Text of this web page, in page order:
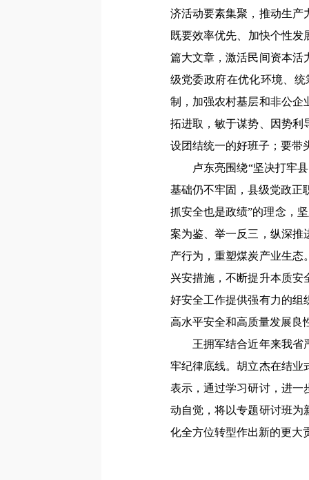
济活动要素集聚，推动生产
既要效率优先、加快个性
篇大文章，激活民间资本活
级党委政府在优化环境、
制，加强农村基层和非公企
拓进取，敏于谋势、因势利
设团结统一的好班子；要带
卢东亮围绕“坚决打牢县
基础仍不牢固，县级党政正
抓安全也是政绩”的理念，
案为鉴、举一反三，纵深推
产行为，重塑煤炭产业生
兴安措施，不断提升本质
好安全工作提供强有力的组
高水平安全和高质量发展良
王拥军结合近年来我省严
牢纪律底线。胡立杰在结业
表示，通过学习研讨，进一
动自觉，将以专题研讨班为
化全方位转型作出新的更大